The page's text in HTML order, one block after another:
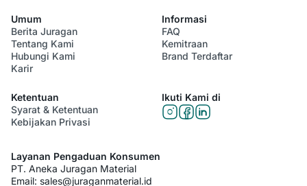
Umum
Berita Juragan
Tentang Kami
Hubungi Kami
Karir
Informasi
FAQ
Kemitraan
Brand Terdaftar
Ketentuan
Syarat & Ketentuan
Kebijakan Privasi
Ikuti Kami di
Layanan Pengaduan Konsumen
PT. Aneka Juragan Material
Email: sales@juraganmaterial.id